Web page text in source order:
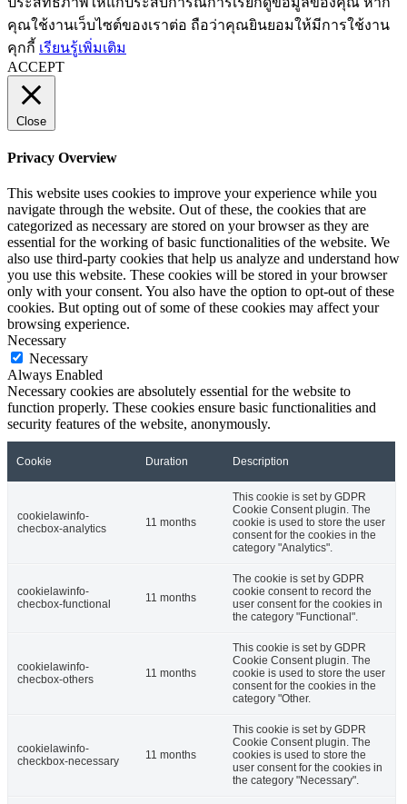
คุณใช้งานเว็บไซต์ของเราต่อ ถือว่าคุณยินยอมให้มีการใช้งาน
คุกกี้ เรียนรู้เพิ่มเติม
ACCEPT
Close
Privacy Overview
This website uses cookies to improve your experience while you
navigate through the website. Out of these, the cookies that are
categorized as necessary are stored on your browser as they are
essential for the working of basic functionalities of the website. We
also use third-party cookies that help us analyze and understand how
you use this website. These cookies will be stored in your browser
only with your consent. You also have the option to opt-out of these
cookies. But opting out of some of these cookies may affect your
browsing experience.
Necessary
Necessary
Always Enabled
Necessary cookies are absolutely essential for the website to
function properly. These cookies ensure basic functionalities and
security features of the website, anonymously.
Cookie Duration Description
cookielawinfo-
checbox-analytics
11 months
This cookie is set by GDPR
Cookie Consent plugin. The
cookie is used to store the user
consent for the cookies in the
category "Analytics".
cookielawinfo-
checbox-functional
11 months
The cookie is set by GDPR
cookie consent to record the
user consent for the cookies in
the category "Functional".
cookielawinfo-
checbox-others
11 months
This cookie is set by GDPR
Cookie Consent plugin. The
cookie is used to store the user
consent for the cookies in the
category "Other.
cookielawinfo-
checkbox-necessary
11 months
This cookie is set by GDPR
Cookie Consent plugin. The
cookies is used to store the
user consent for the cookies in
the category "Necessary".